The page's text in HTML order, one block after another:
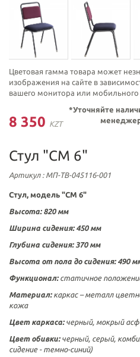
Цветовая гамма товара может
изображения на сайте в
вашего монитора или мобильного
8 350 KZT
*Уточняйте
Стул "СМ 6"
Артикул: МП-ТВ-045116-001
Стул, модель "СМ 6"
Высота: 820 мм
Ширина сидения: 450 мм
Глубина сидения: 370 мм
Высота от пола до сидения: 490
Функционал:статичное
Материал:каркас – металл
кожа
Цвет каркаса: черный, мокрый
Цвет обивки: черный, серый,
сидение - темно-синий)